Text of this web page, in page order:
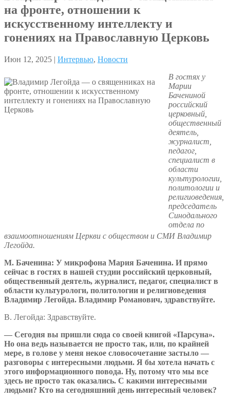
на фронте, отношении к
искусственному интеллекту и
гонениях на Православную Церковь
Июн 12, 2025 | Интервью, Новости
В гостях у
Марии
Бачениной
российский
церковный,
общественный
деятель,
журналист,
педагог,
специалист в
области
культурологии,
политологии и
религиоведения,
председатель
Синодального
отдела по
взаимоотношениям Церкви с обществом и СМИ Владимир
Легойда.
М. Баченина: У микрофона Мария Баченина. И прямо
сейчас в гостях в нашей студии российский церковный,
общественный деятель, журналист, педагог, специалист в
области культурологи, политологии и религиоведения
Владимир Легойда. Владимир Романович, здравствуйте.
В. Легойда: Здравствуйте.
— Сегодня вы пришли сюда со своей книгой «Парсуна».
Но она ведь называется не просто так, или, по крайней
мере, в голове у меня некое словосочетание застыло —
разговоры с интересными людьми. Я бы хотела начать с
этого информационного повода. Ну, потому что мы все
здесь не просто так оказались. С какими интересными
людьми? Кто на сегодняшний день интересный человек?